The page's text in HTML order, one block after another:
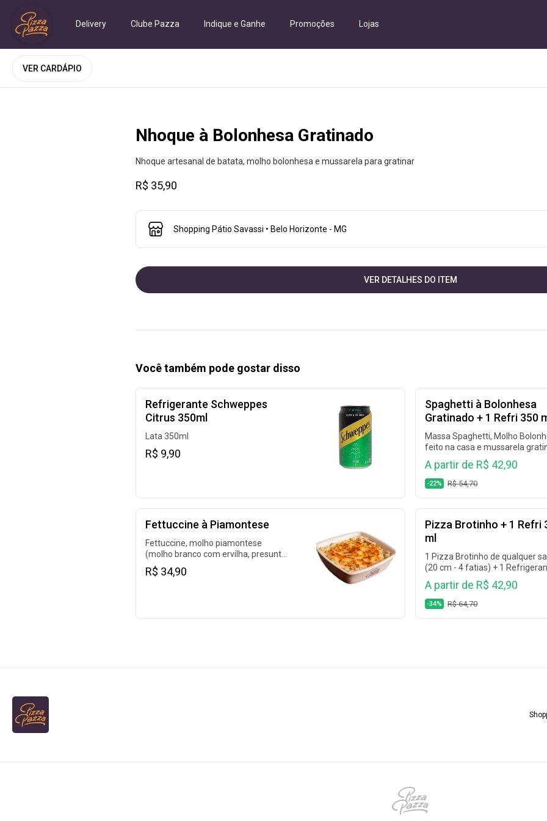
Delivery Clube Pazza Indique e Ganhe Promoções Lojas
VER CARDÁPIO
Nhoque à Bolonhesa Gratinado
Nhoque artesanal de batata, molho bolonhesa e mussarela para gratinar
R$ 35,90
Shopping Pátio Savassi • Belo Horizonte - MG
VER DETALHES DO ITEM
Você também pode gostar disso
Refrigerante Schweppes
Citrus 350ml
Lata 350ml
R$ 9,90
Spaghetti à Bolonhesa
Gratinado + 1 Refri 350
Massa Spaghetti, Molho
feito na casa e mussarela
+ 1 Refrigerante 350 ml (Coca
Coca Cola Sem Açúcar, Guaraná,
Fanta Laranja, Fanta Uva, Sprite,
Sprite Zero e muito mais)
A partir de R$ 42,90
-22% R$ 54,70
Fettuccine à Piamontese
Fettuccine, molho piamontese
(molho branco com ervilha, presunto,
champignon) e mussarela para
gratinar
R$ 34,90
Pizza Brotinho + 1 Refri
ml
1 Pizza Brotinho de qualquer
(20 cm - 4 fatias) + 1
350 ml (Coca Cola, Coca Cola
Açúcar, Guaraná, Fanta Laranja,
Fanta Uva, Sprite, Sprite Zero e
mais)
A partir de R$ 42,90
-34% R$ 64,70